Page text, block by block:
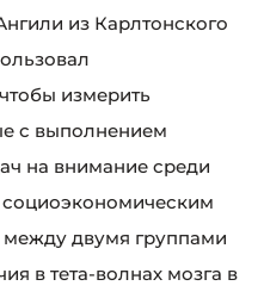
из Карлтонского
измерить
с выполнением
на внимание среди
между двумя группами
в тета-волнах мозга в